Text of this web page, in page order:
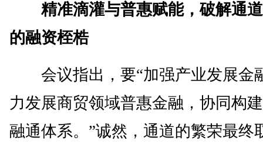
精准滴灌与普惠赋能，破解通
的融资桎梏
会议指出，要“加强产业发展金
力发展商贸领域普惠金融，协同构
融通体系。”诚然，通道的繁荣最终